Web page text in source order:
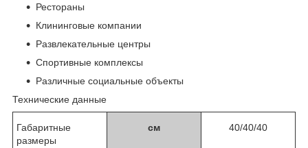
Рестораны
Клининговые компании
Развлекательные центры
Спортивные комплексы
Различные социальные объекты
Технические данные
Габаритные
размеры
см 40/40/40